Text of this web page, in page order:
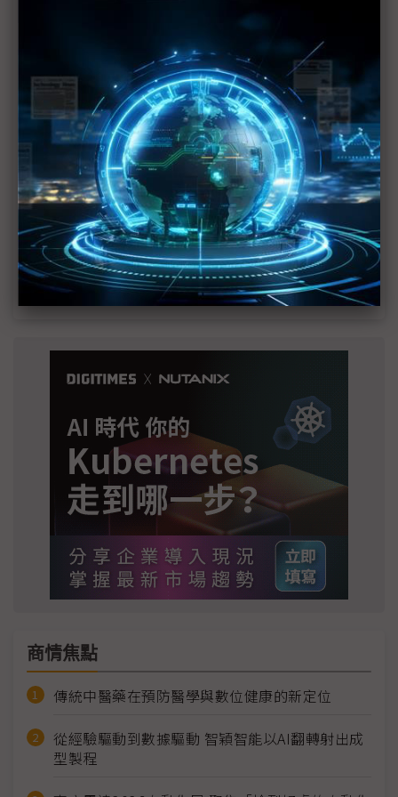
MLCC訂單過熱、出貨比創高 村田示警全球AI基
2027全年記憶體產能提前售罄 買家「祕而不
宣」只怕買不夠
英特爾EMIB良率達標 聯發科第2代ASIC產品
2028準時量產
光進銅退更明確？ 聯發科估SerDes 448G為銅
線「最終戰場」
SpaceX晶片採購大轉向 Elon Musk捨超微全面
採用NVIDIA
商情焦點
傳統中醫藥在預防醫學與數位健康的新定位
從經驗驅動到數據驅動 智穎智能以AI翻轉射出成
型製程